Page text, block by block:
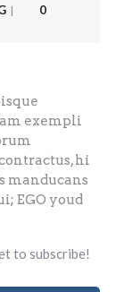
|
0
exempli
hi
manducans
EGO youd
to subscribe!